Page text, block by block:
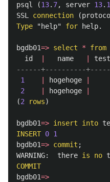
psql
(13. 7, server 13.
SSL connection (
Type
"help" for help.
bgdb01=> select * from
id
name
------+----------
1
hogehoge
2
hogehoge
(2 rows)
bgdb01=> insert into
INSERT 0 1
bgdb01=> commit ;
WARNING: there is no
COMMIT
bgdb01=>